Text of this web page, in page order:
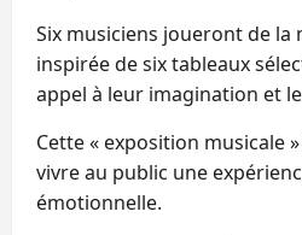
Six musiciens joueront de la
inspirée de six tableaux
appel à leur imagination et
Cette « exposition musicale
vivre au public une
émotionnelle.